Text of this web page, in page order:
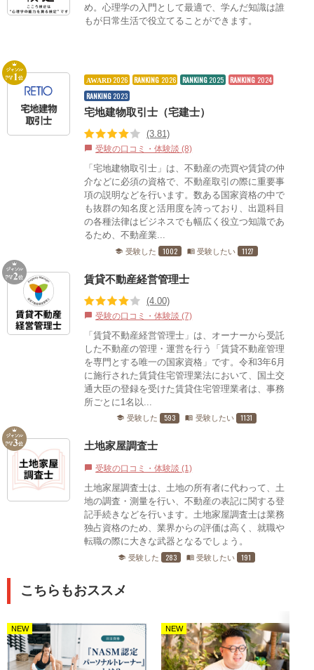
め。心理学の入門として最適で、学んだ知識は誰
もが日常生活で役立てることができます。
AWARD 2026 RANKING 2026 RANKING 2025 RANKING 2024
RANKING 2023
宅地建物取引士（宅建士）
(3.81)
chat_bubble 受験の口コミ・体験談 (8)
「宅地建物取引士」は、不動産の売買や賃貸の仲
介などに必須の資格で、不動産取引の際に重要事
項の説明などを行います。数ある国家資格の中で
も抜群の知名度と活用度を誇っており、出題科目
の各種法律はビジネスでも幅広く役立つ知識であ
るため、不動産業...
school 受験した 1002 menu_book 受験したい 1127
賃貸不動産経営管理士
(4.00)
chat_bubble 受験の口コミ・体験談 (7)
「賃貸不動産経営管理士」は、オーナーから受託
した不動産の管理・運営を行う「賃貸不動産管理
を専門とする唯一の国家資格」です。令和3年6月
に施行された賃貸住宅管理業法において、国土交
通大臣の登録を受けた賃貸住宅管理業者は、事務
所ごとに1名以...
school 受験した 593 menu_book 受験したい 1131
土地家屋調査士
chat_bubble 受験の口コミ・体験談 (1)
土地家屋調査士は、土地の所有者に代わって、土
地の調査・測量を行い、不動産の表記に関する登
記手続きなどを行います。土地家屋調査士は業務
独占資格のため、業界からの評価は高く、就職や
転職の際に大きな武器となるでしょう。
school 受験した 283 menu_book 受験したい 191
こちらもおススメ
NEW NEW